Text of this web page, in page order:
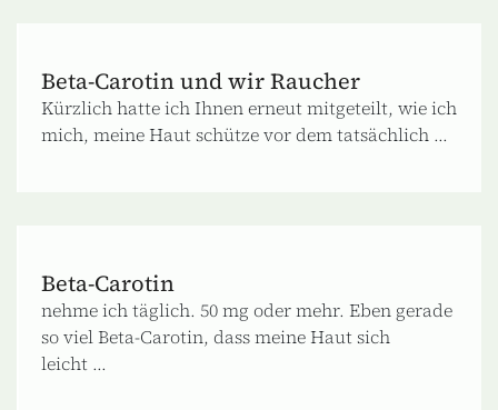
Beta-Carotin und wir Raucher
Kürzlich hatte ich Ihnen erneut mitgeteilt, wie ich
mich, meine Haut schütze vor dem tatsächlich ...
Beta‐Carotin
nehme ich täglich. 50 mg oder mehr. Eben gerade
so viel Beta‐Carotin, dass meine Haut sich
leicht ...